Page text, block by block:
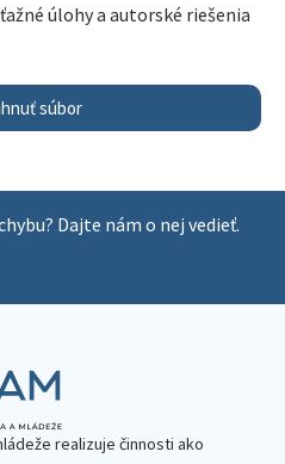
úlohy a autorské riešenia
súbor
Dajte nám o nej vedieť.
realizuje činnosti ako